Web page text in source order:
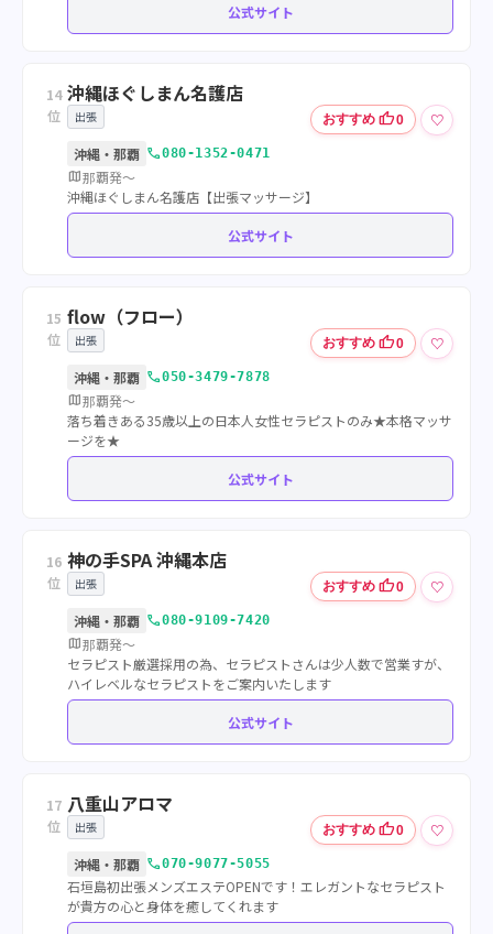
公式サイト
14
位
沖縄ほぐしまん名護店
出張 おすすめ thumb_up0
♡
沖縄・那覇 call080-1352-0471
map那覇発～
沖縄ほぐしまん名護店【出張マッサージ】
公式サイト
15
位
flow（フロー）
出張 おすすめ thumb_up0
♡
沖縄・那覇 call050-3479-7878
map那覇発〜
落ち着きある35歳以上の日本人女性セラピストのみ★本格マッサ
ージを★
公式サイト
16
位
神の手SPA 沖縄本店
出張 おすすめ thumb_up0
♡
沖縄・那覇 call080-9109-7420
map那覇発～
セラピスト厳選採用の為、セラピストさんは少人数で営業すが、
ハイレベルなセラピストをご案内いたします
公式サイト
17
位
八重山アロマ
出張 おすすめ thumb_up0
♡
沖縄・那覇 call070-9077-5055
石垣島初出張メンズエステOPENです！エレガントなセラピスト
が貴方の心と身体を癒してくれます